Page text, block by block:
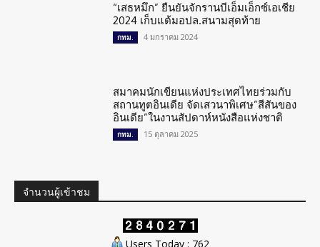
“เสธหมึก” ยืนยันจักรานบีเอ็มเอ็กซ์เอเชีย
2024 เก็บแต้มอปล.สนามสุดท้าย
กทม. 4 มกราคม 2024
สมาคมนักเขียนแห่งประเทศไทยร่วมกับ
สถานทูตอินเดีย จัดเสวนาพิเศษ”สีสันของ
อินเดีย”ในงานสัปดาห์หนังสือแห่งชาติ
กทม. 15 ตุลาคม 2025
จำนวนผู้เข้าชม
Users Today : 762